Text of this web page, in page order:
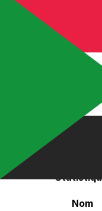
Le Livre soudanaise
classements de
Livre soudanaise le
Le code de
trouverez les tarifs
Sélectionnez
Livre soudanaise
Nom